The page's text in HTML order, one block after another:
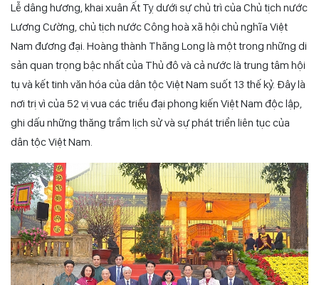
Lễ dâng hương, khai xuân Ất Tỵ dưới sự chủ trì của Chủ tịch nước
Lương Cường, chủ tịch nước Công hoà xã hội chủ nghĩa Việt
Nam đương đại. Hoàng thành Thăng Long là một trong những di
sản quan trọng bậc nhất của Thủ đô và cả nước là trung tâm hội
tụ và kết tinh văn hóa của dân tộc Việt Nam suốt 13 thế kỷ. Đây là
nơi trị vì của 52 vị vua các triều đại phong kiến Việt Nam độc lập,
ghi dấu những thăng trầm lịch sử và sự phát triển liên tục của
dân tộc Việt Nam.